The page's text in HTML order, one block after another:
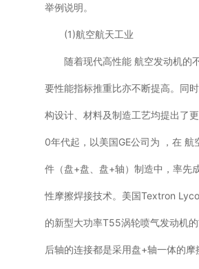
举例说明。
(1)航空航天工业
随着现代高性能 航空发动机的
要性能指标推重比亦不断提高。同
构设计、材料及制造工艺均提出了
0年代起，以美国GE公司为 ，在 航
件（盘+盘、盘+轴）制造中，率先
性摩擦焊接技术。美国Textron
的新型大功率T55涡轮喷气发动机的
后轴的连接都是采用盘+轴一体的摩